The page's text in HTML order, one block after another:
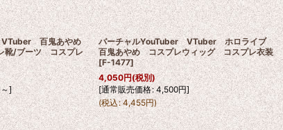
VTuber 百鬼あやめ
靴/ブーツ コスプレ
～]
バーチャルYouTuber VTuber ホロライブ
百鬼あやめ コスプレウィッグ コスプレ衣装
[F-1477]
4,050円(税別)
[通常販売価格: 4,500円]
(税込: 4,455円)